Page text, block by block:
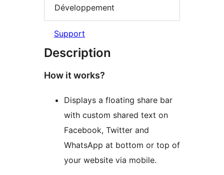
Développement
Support
Description
How it works?
Displays a floating share bar
with custom shared text on
Facebook, Twitter and
WhatsApp at bottom or top of
your website via mobile.